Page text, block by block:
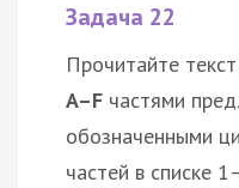
Задача 22
Прочитайте
A–F частями
обозначенными
частей в списке